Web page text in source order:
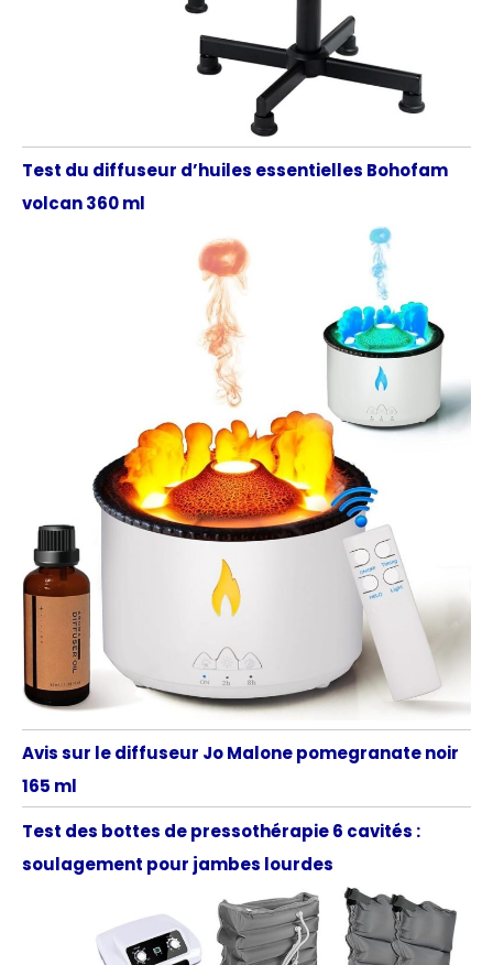
Test du diffuseur d’huiles essentielles Bohofam
volcan 360 ml
Avis sur le diffuseur Jo Malone pomegranate noir
165 ml
Test des bottes de pressothérapie 6 cavités :
soulagement pour jambes lourdes